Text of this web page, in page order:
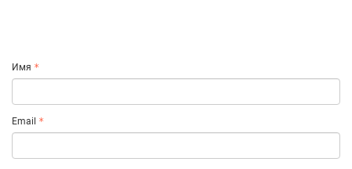
Имя
Email